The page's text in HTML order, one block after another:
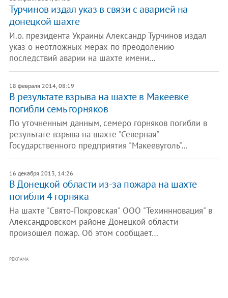
Турчинов издал указ в связи с аварией на
донецкой шахте
И.о. президента Украины Александр Турчинов издал
указ о неотложных мерах по преодолению
последствий аварии на шахте имени…
18 февраля 2014, 08:19
В результате взрыва на шахте в Макеевке
погибли семь горняков
По уточненным данным, семеро горняков погибли в
результате взрыва на шахте "Северная"
Государственного предприятия "Макеевуголь"…
16 декабря 2013, 14:26
В Донецкой области из-за пожара на шахте
погибли 4 горняка
На шахте "Свято-Покровская" ООО "Техиннновация" в
Александровском районе Донецкой области
произошел пожар. Об этом сообщает…
РЕКЛАМА